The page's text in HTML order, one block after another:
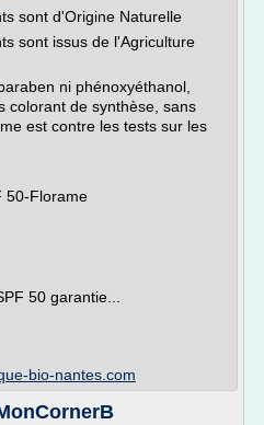
sont d'Origine Naturelle
sont issus de l'Agriculture
ni phénoxyéthanol,
colorant de synthèse, sans
est contre les tests sur les
50-Florame
50 garantie...
bio-nantes.com